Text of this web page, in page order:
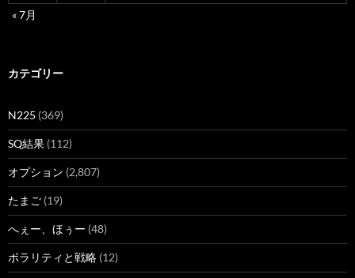
« 7月
カテゴリー
N225 (369)
SQ結果 (112)
オプション (2,807)
たまご (19)
へぇー、ほぅー (48)
ボラリティと戦略 (12)